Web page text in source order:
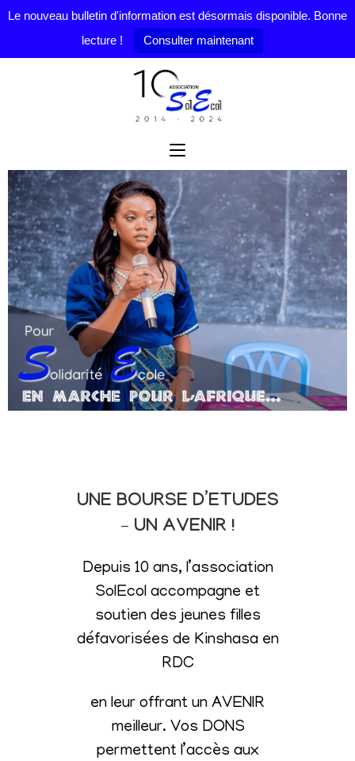
Le nouveau bulletin d'information est désormais disponible. Bonne
lecture !
Consulter maintenant
UNE BOURSE D’ETUDES
– UN AVENIR !
Depuis 10 ans, l’association
SolEcol accompagne et
soutien des jeunes filles
défavorisées de Kinshasa en
RDC
en leur offrant un AVENIR
meilleur. Vos DONS
permettent l’accès aux